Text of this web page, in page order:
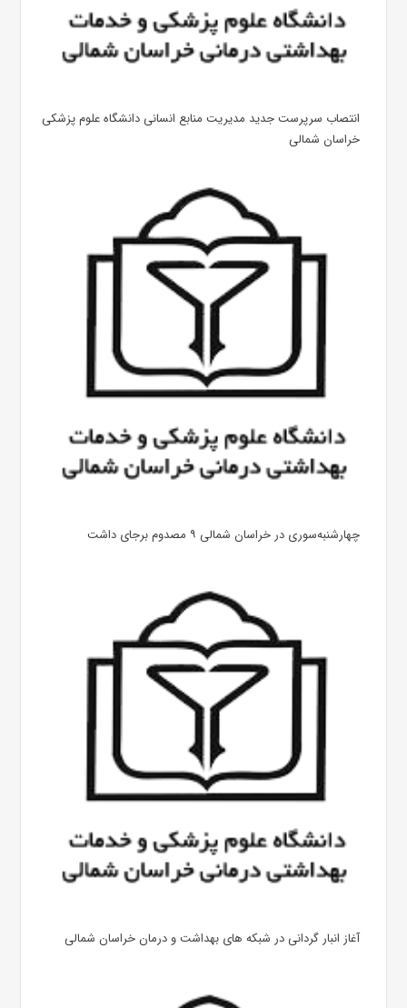
انتصاب سرپرست جدید مدیریت منابع انسانی دانشگاه علوم پزشکی
خراسان شمالی
چهارشنبه‌سوری در خراسان شمالی ۹ مصدوم برجای داشت
آغاز انبار گردانی در شبکه های بهداشت و درمان خراسان شمالی